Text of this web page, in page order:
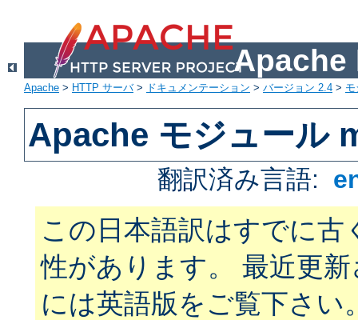
Apache
Apache > HTTP サーバ> ドキュメンテーション > バージョン 2.4 >
Apache モジュール
翻訳済み言語:
この日本語訳はすでに古
性があります。 最近更
には英語版をご覧下さい